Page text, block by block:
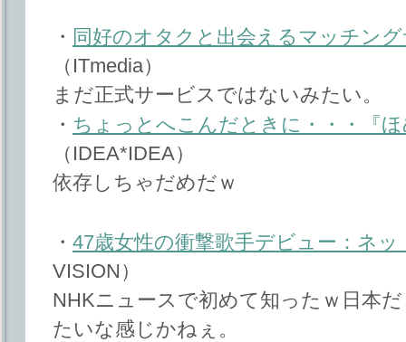
・ 同好のオタクと出会えるマッチン
（ITmedia）
まだ正式サービスではないみたい。
・ ちょっとへこんだときに・・・『
（IDEA*IDEA）
依存しちゃだめだｗ
・ 47歳女性の衝撃歌手デビュー：ネッ
VISION）
NHKニュースで初めて知ったｗ日本
たいな感じかねぇ。